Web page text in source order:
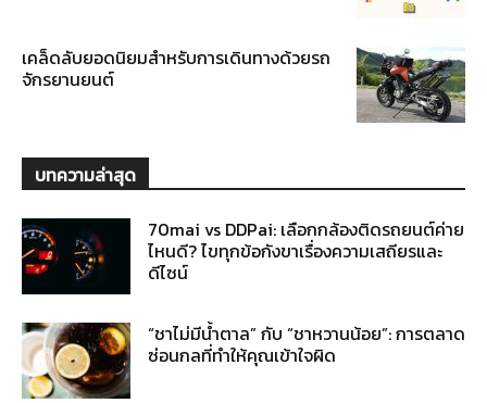
เคล็ดลับยอดนิยมสำหรับการเดินทางด้วยรถ
จักรยานยนต์
บทความล่าสุด
70mai vs DDPai: เลือกกล้องติดรถยนต์ค่าย
ไหนดี? ไขทุกข้อกังขาเรื่องความเสถียรและ
ดีไซน์
“ชาไม่มีน้ำตาล” กับ “ชาหวานน้อย”: การตลาด
ซ่อนกลที่ทำให้คุณเข้าใจผิด